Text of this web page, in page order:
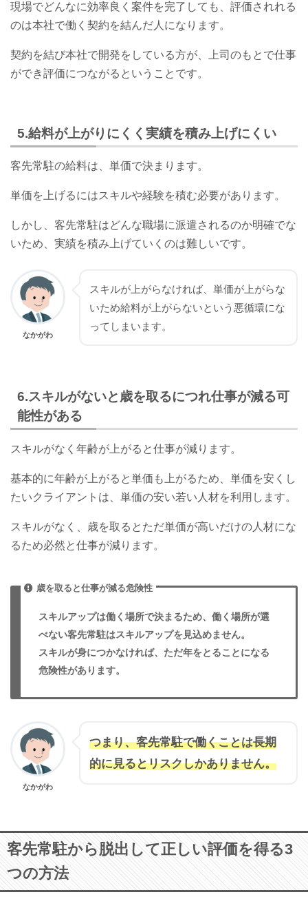
現場でどんなに効率良く案件を完了しても、評価されれる
のは本社で働く契約を結んだ人になります。
契約を結び本社で開発をしている方が、上司のもとで仕事
ができ評価につながるということです。
5.給料が上がりにくく実績を積み上げにくい
客先常駐の給料は、単価で決まります。
単価を上げるにはスキルや経験を積む必要があります。
しかし、客先常駐はどんな職場に派遣されるのか明確でな
いため、実績を積み上げていくのは難しいです。
なかがわ
スキルが上がらなければ、単価が上がらな
いため給料が上がらないという悪循環にな
ってしまいます。
6.スキルがないと歳を取るにつれ仕事が減る可
能性がある
スキルがなく年齢が上がると仕事が減ります。
基本的に年齢が上がると単価も上がるため、単価を安くし
たいクライアントは、単価の安い若い人材を利用します。
スキルがなく、歳を取るとただ単価が高いだけの人材にな
るため必然と仕事が減ります。
歳を取ると仕事が減る危険性
スキルアップは働く場所で決まるため、働く場所が選
べない客先常駐はスキルアップを見込めません。
スキルが身につかなければ、ただ年をとることになる
危険性があります。
なかがわ
つまり、客先常駐で働くことは長期
的に見るとリスクしかありません。
客先常駐から脱出して正しい評価を得る3
つの方法